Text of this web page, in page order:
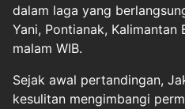
dalam laga yang
Yani, Pontianak,
malam WIB.
Sejak awal pertandingan,
kesulitan mengimbangi